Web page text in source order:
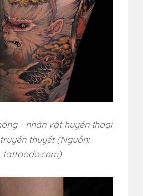
- nhân vật huyền thoại
thuyết (Nguồn:
tattoodo.com)